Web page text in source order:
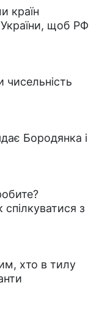
країн
України, щоб РФ
чисельність
Бородянка і
з
хто в тилу